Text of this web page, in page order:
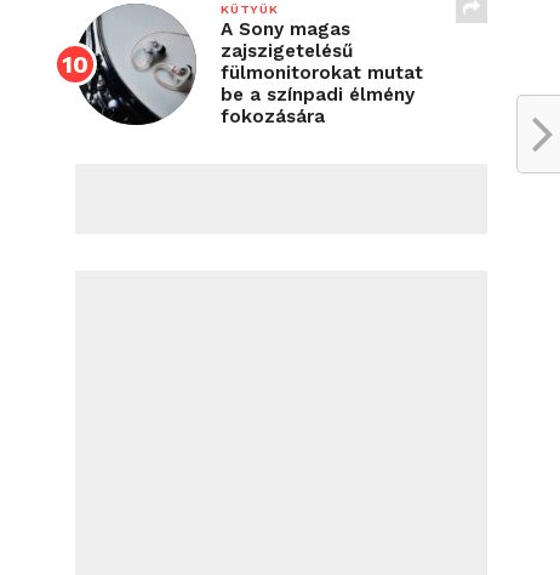
KÜTYÜK
A Sony magas
zajszigetelésű
fülmonitorokat mutat
be a színpadi élmény
fokozására